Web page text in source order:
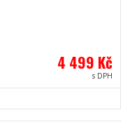
4 499 Kč
s DPH